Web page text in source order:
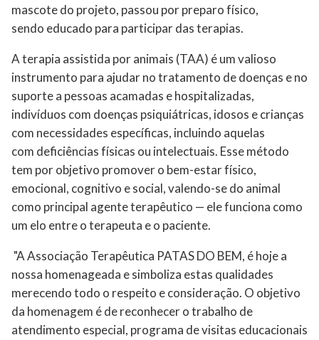
mascote do projeto, passou por preparo físico,
sendo educado para participar das terapias.
A terapia assistida por animais (TAA) é um valioso
instrumento para ajudar no tratamento de doenças e no
suporte a pessoas acamadas e hospitalizadas,
indivíduos com doenças psiquiátricas, idosos e crianças
com necessidades específicas, incluindo aquelas
com deficiências físicas ou intelectuais. Esse método
tem por objetivo promover o bem-estar físico,
emocional, cognitivo e social, valendo-se do animal
como principal agente terapêutico — ele funciona como
um elo entre o terapeuta e o paciente.
"A Associação Terapêutica PATAS DO BEM, é hoje a
nossa homenageada e simboliza estas qualidades
merecendo todo o respeito e consideração. O objetivo
da homenagem é de reconhecer o trabalho de
atendimento especial, programa de visitas educacionais